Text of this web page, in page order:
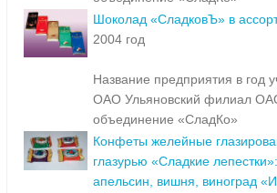
Шоколад «СладковЪ» в
2004 год
Название предприятия в год
ОАО Ульяновский филиал
объединение «СладКо»
Конфеты желейные
глазурью «Сладкие
апельсин, вишня, виноград